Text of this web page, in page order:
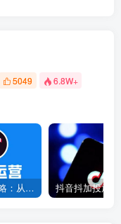
5049 6.8W+
抖音养号全攻略：从0到爆款，7天打造高权重账号！